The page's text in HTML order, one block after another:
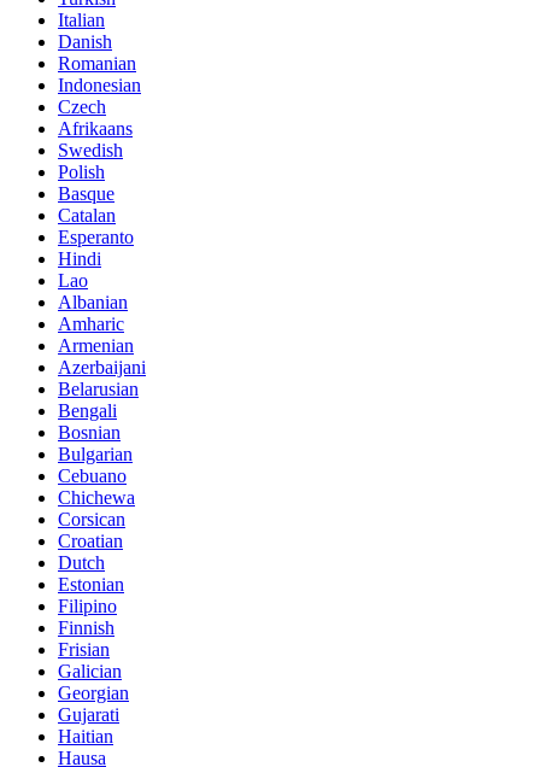
Italian
Danish
Romanian
Indonesian
Czech
Afrikaans
Swedish
Polish
Basque
Catalan
Esperanto
Hindi
Lao
Albanian
Amharic
Armenian
Azerbaijani
Belarusian
Bengali
Bosnian
Bulgarian
Cebuano
Chichewa
Corsican
Croatian
Dutch
Estonian
Filipino
Finnish
Frisian
Galician
Georgian
Gujarati
Haitian
Hausa